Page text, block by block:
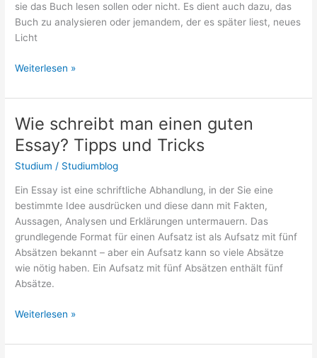
sie das Buch lesen sollen oder nicht. Es dient auch dazu, das
Buch zu analysieren oder jemandem, der es später liest, neues
Licht
Buchrezension
So
es
klappen!
Weiterlesen »
Wie schreibt man einen guten
Essay? Tipps und Tricks
Studium / Studiumblog
Ein Essay ist eine schriftliche Abhandlung, in der Sie eine
bestimmte Idee ausdrücken und diese dann mit Fakten,
Aussagen, Analysen und Erklärungen untermauern. Das
grundlegende Format für einen Aufsatz ist als Aufsatz mit fünf
Absätzen bekannt – aber ein Aufsatz kann so viele Absätze
wie nötig haben. Ein Aufsatz mit fünf Absätzen enthält fünf
Absätze.
Wie
man
Weiterlesen »